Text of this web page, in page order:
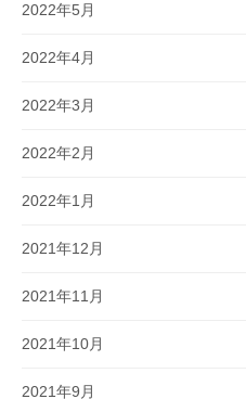
2022年5月
2022年4月
2022年3月
2022年2月
2022年1月
2021年12月
2021年11月
2021年10月
2021年9月